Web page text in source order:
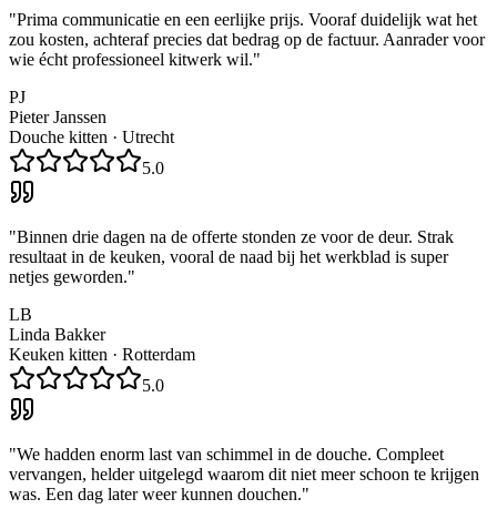
"Prima communicatie en een eerlijke prijs. Vooraf duidelijk wat het
zou kosten, achteraf precies dat bedrag op de factuur. Aanrader voor
wie écht professioneel kitwerk wil."
PJ
Pieter Janssen
Douche kitten · Utrecht
5.0
"Binnen drie dagen na de offerte stonden ze voor de deur. Strak
resultaat in de keuken, vooral de naad bij het werkblad is super
netjes geworden."
LB
Linda Bakker
Keuken kitten · Rotterdam
5.0
"We hadden enorm last van schimmel in de douche. Compleet
vervangen, helder uitgelegd waarom dit niet meer schoon te krijgen
was. Een dag later weer kunnen douchen."